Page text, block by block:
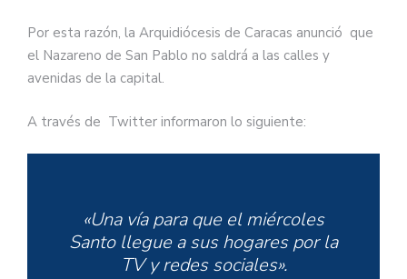
Por esta razón, la Arquidiócesis de Caracas anunció que
el Nazareno de San Pablo no saldrá a las calles y
avenidas de la capital.
A través de Twitter informaron lo siguiente:
«Una vía para que el miércoles
Santo llegue a sus hogares por la
TV y redes sociales».